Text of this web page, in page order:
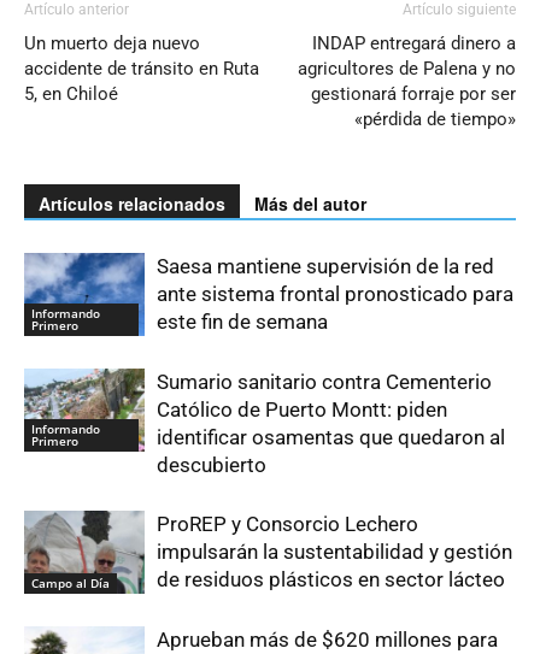
Artículo anterior
Un muerto deja nuevo
accidente de tránsito en Ruta
5, en Chiloé
Artículo siguiente
INDAP entregará dinero a
agricultores de Palena y no
gestionará forraje por ser
«pérdida de tiempo»
Artículos relacionados Más del autor
Informando
Primero
Saesa mantiene supervisión de la red
ante sistema frontal pronosticado para
este fin de semana
Informando
Primero
Sumario sanitario contra Cementerio
Católico de Puerto Montt: piden
identificar osamentas que quedaron al
descubierto
Campo al Día
ProREP y Consorcio Lechero
impulsarán la sustentabilidad y gestión
de residuos plásticos en sector lácteo
Aprueban más de $620 millones para